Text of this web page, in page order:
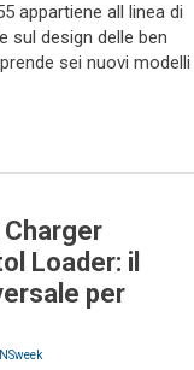
appartiene all linea di
sul design delle ben
sei nuovi modelli
Loader: il
per